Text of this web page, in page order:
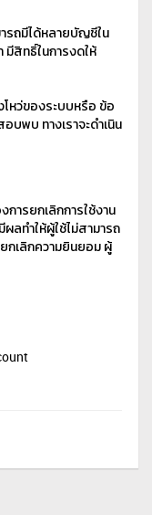
รถมีได้หลายบัญชีใน
มีสิทธิ์ในการงดให้
หว่ของระบบหรือ ข้อ
บพบ ทางเราจะดำเนิน
ารยกเลิกการใช้งาน
ลทำให้ผู้ใช้ไม่สามารถ
กเลิกความยินยอม ผู้